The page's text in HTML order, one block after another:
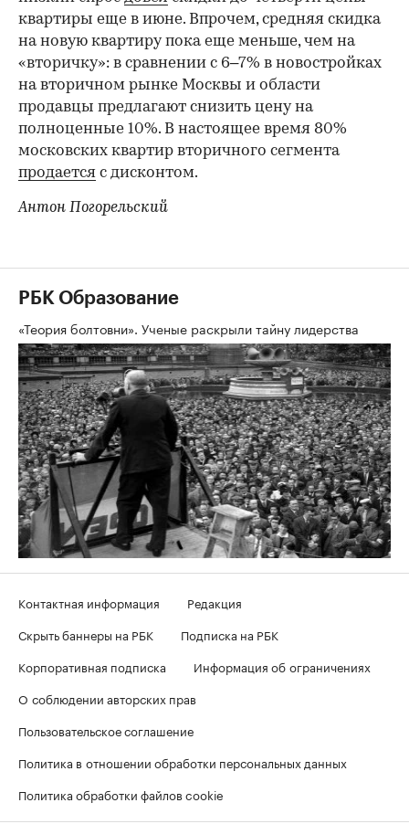
квартиры еще в июне. Впрочем, средняя скидка
на новую квартиру пока еще меньше, чем на
«вторичку»: в сравнении с 6–7% в новостройках
на вторичном рынке Москвы и области
продавцы предлагают снизить цену на
полноценные 10%. В настоящее время 80%
московских квартир вторичного сегмента
продается с дисконтом.
Антон Погорельский
РБК Образование
«Теория болтовни». Ученые раскрыли тайну лидерства
Контактная информация
Редакция
Скрыть баннеры на РБК
Подписка на РБК
Корпоративная подписка
Информация об ограничениях
О соблюдении авторских прав
Пользовательское соглашение
Политика в отношении обработки персональных данных
Политика обработки файлов cookie